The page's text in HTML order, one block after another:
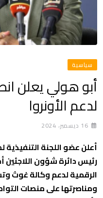
سياسية
أبو هولي يعلن
لدعم الأونروا
16 ديسمبر، 2024
أعلن عضو اللجنة التنفيذية
رئيس دائرة شؤون اللاجئين
الرقمية لدعم وكالة غوث
ومناصرتها على منصات